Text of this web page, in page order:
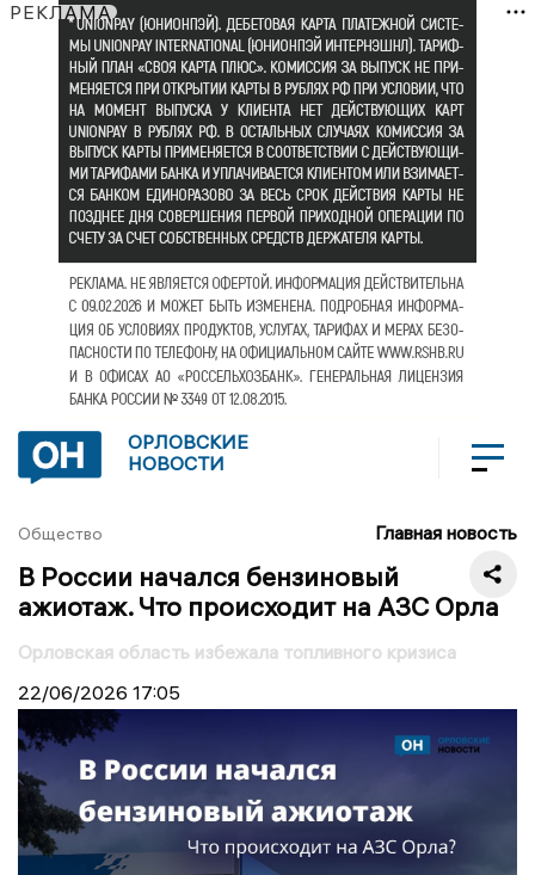
РЕКЛАМА
ОРЛОВСКИЕ
НОВОСТИ
Общество Главная новость
В России начался бензиновый
ажиотаж. Что происходит на АЗС Орла
Орловская область избежала топливного кризиса
22/06/2026 17:05